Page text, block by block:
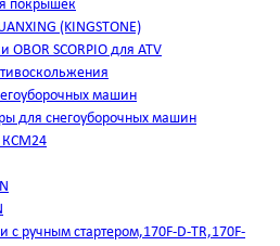
покрышек
(KINGSTONE)
SCORPIO для ATV
машин
для снегоуборочных машин
КСМ24
с ручным стартером,170F-D-TR,170F-